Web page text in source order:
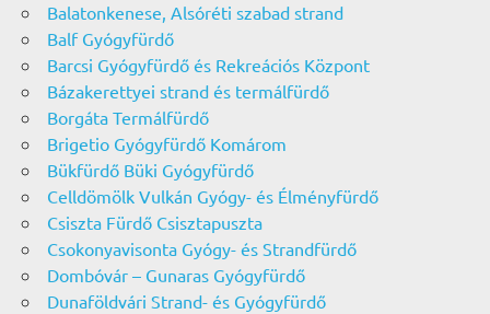
Balatonkenese, Alsóréti szabad strand
Balf Gyógyfürdő
Barcsi Gyógyfürdő és Rekreációs Központ
Bázakerettyei strand és termálfürdő
Borgáta Termálfürdő
Brigetio Gyógyfürdő Komárom
Bükfürdő Büki Gyógyfürdő
Celldömölk Vulkán Gyógy- és Élményfürdő
Csiszta Fürdő Csisztapuszta
Csokonyavisonta Gyógy- és Strandfürdő
Dombóvár – Gunaras Gyógyfürdő
Dunaföldvári Strand- és Gyógyfürdő